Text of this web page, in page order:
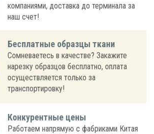
компаниями, доставка до терминала за
наш счет!
Бесплатные образцы ткани
Сомневаетесь в качестве? Закажите
нарезку образцов бесплатно, оплата
осуществляется только за
транспортировку!
Конкурентные цены
Работаем напрямую с фабриками Китая